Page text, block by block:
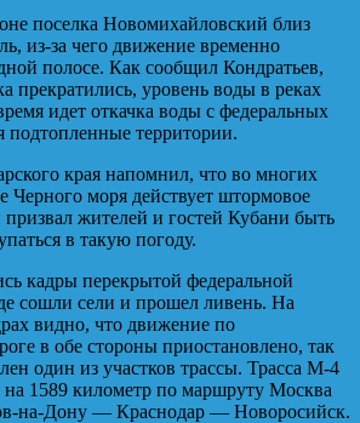
поселка Новомихайловский близ
из-за чего движение временно
полосе. Как сообщил Кондратьев,
прекратились, уровень воды в реках
идет откачка воды с федеральных
подтопленные территории.
края напомнил, что во многих
Черного моря действует штормовое
жителей и гостей Кубани быть
в такую погоду.
кадры перекрытой федеральной
сошли сели и прошел ливень. На
видно, что движение по
в обе стороны приостановлено, так
один из участков трассы. Трасса М-4
на 1589 километр по маршруту Москва
на-Дону — Краснодар — Новоросийск.